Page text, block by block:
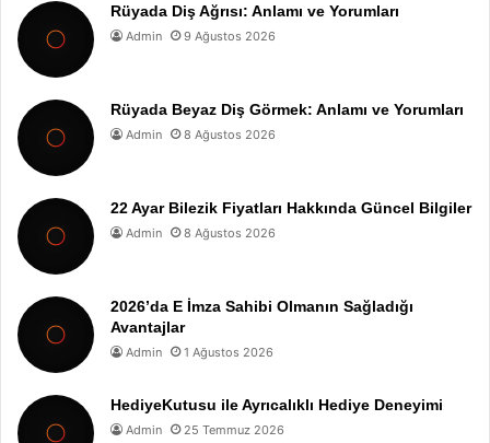
Rüyada Diş Ağrısı: Anlamı ve Yorumları
Admin 9 Ağustos 2026
Rüyada Beyaz Diş Görmek: Anlamı ve Yorumları
Admin 8 Ağustos 2026
22 Ayar Bilezik Fiyatları Hakkında Güncel Bilgiler
Admin 8 Ağustos 2026
2026’da E İmza Sahibi Olmanın Sağladığı
Avantajlar
Admin 1 Ağustos 2026
HediyeKutusu ile Ayrıcalıklı Hediye Deneyimi
Admin 25 Temmuz 2026